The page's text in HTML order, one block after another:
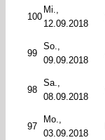
100
Mi.,
12.09.2018
99
So.,
09.09.2018
98
Sa.,
08.09.2018
97
Mo.,
03.09.2018